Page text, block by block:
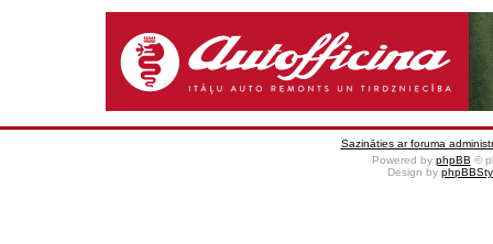
Sazināties ar foruma
Powered by phpBB ©
Design by